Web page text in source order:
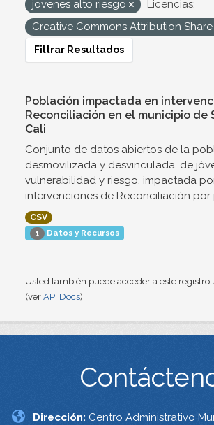
jovenes alto riesgo
Licencias:
Creative Commons Attribution
Filtrar Resultados
Población impactada en
Reconciliación en el municipio de
Cali
Conjunto de datos abiertos de la
desmovilizada y desvinculada, de
vulnerabilidad y riesgo, impactada
intervenciones de Reconciliación por
CSV
1 Datos y Recursos
Usted también puede acceder a este registro
(ver API Docs).
Dirección: Centro Administrativo